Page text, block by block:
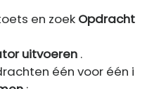
en zoek Opdracht
uitvoeren .
één voor één i